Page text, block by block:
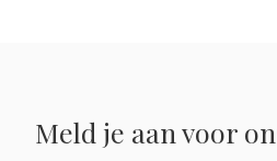
Meld je aan voor